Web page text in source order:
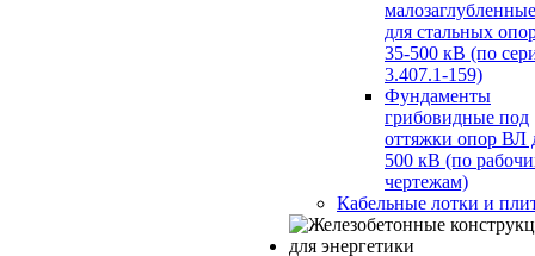
малозаглубленные
для стальных
35-500 кВ (по
3.407.1-159)
Фундаменты
грибовидные под
оттяжки опор ВЛ
500 кВ (по
чертежам)
Кабельные лотки и